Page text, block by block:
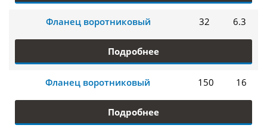
Фланец воротниковый 32 6.3
Подробнее
Фланец воротниковый 150 16
Подробнее